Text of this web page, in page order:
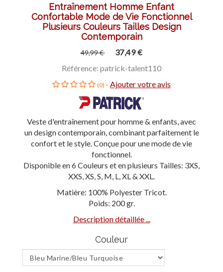
Entraînement Homme Enfant
Confortable Mode de Vie Fonctionnel
Plusieurs Couleurs Tailles Design
Contemporain
49,99 €
37,49 €
Référence: patrick-talent110
(0) - Ajouter votre avis
Veste d'entraînement pour homme & enfants, avec
un design contemporain, combinant parfaitement le
confort et le style. Conçue pour une mode de vie
fonctionnel.
Disponible en 6 Couleurs et en plusieurs Tailles: 3XS,
XXS, XS, S, M, L, XL & XXL.
Matière: 100% Polyester Tricot.
Poids: 200 gr.
Description détaillée ...
Couleur